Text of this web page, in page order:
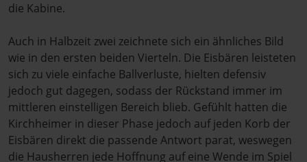
die Kabine.
Auch in Halbzeit zwei zeichnete sich ein ähnliches Bild
wie in den ersten beiden Vierteln. Die Eisbären leisteten
sich zu viele einfache Ballverluste, hielten defensiv
jedoch gut dagegen, sodass der Rückstand immer im
mittleren einstelligen Bereich blieb. Gefühlt hatten die
Kirchheimer in dieser Phase jedoch auf jeden Korb der
Eisbären direkt die passende Antwort parat, weswegen
die Hausherren jede Hoffnung auf eine Wende im Spiel